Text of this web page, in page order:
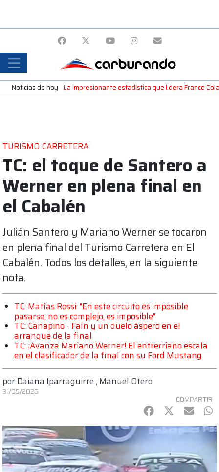
Noticias de hoy La impresionante estadística que lidera Franco
TURISMO CARRETERA
TC: el toque de Santero a
Werner en plena final en
el Cabalén
Julián Santero y Mariano Werner se tocaron
en plena final del Turismo Carretera en El
Cabalén. Todos los detalles, en la siguiente
nota.
TC: Matías Rossi: "En este circuito es imposible
pasarse, no es complejo, es imposible"
TC: Canapino - Faín y un duelo áspero en el
arranque de la final
TC: ¡Avanza Mariano Werner! El entrerriano escala
en el clasificador de la final con su Ford Mustang
por Daiana Iparraguirre, Manuel Otero
31/05/2026
COMPARTIR
Facebook
Twitter
mail